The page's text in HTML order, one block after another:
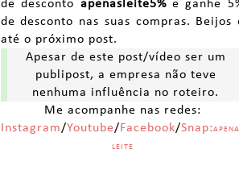
de desconto apenasleite5%e ganhe
de desconto nas suas compras. Beijos
até o próximo post.
Apesar de este post/vídeo ser um
publipost, a empresa não teve
nenhuma influência no roteiro.
Me acompanhe nas redes:
Instagram/Youtube/Facebook/Snap:
LEITE